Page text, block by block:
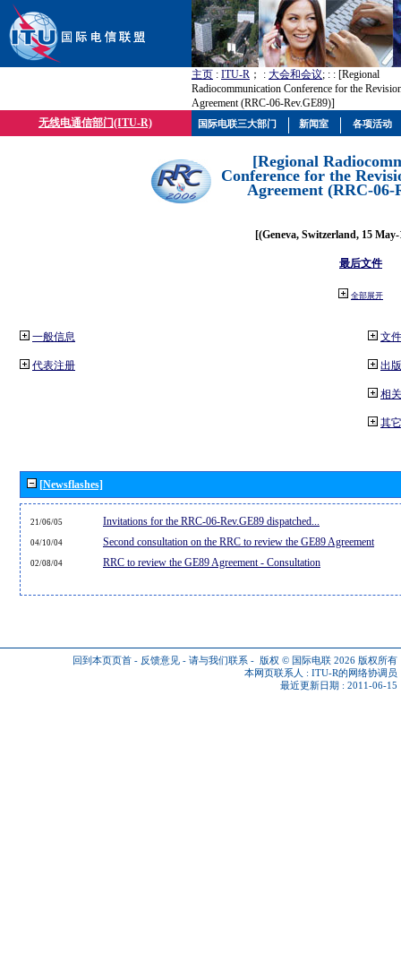
主页 : ITU-R ； : 大会和会议; : : [Regional
Radiocommunication Conference for the
Agreement (RRC-06-Rev.GE89)]
无线电通信部门(ITU-R)
[Regional
Conference for the
Agreement (RRC-06-
[(Geneva, Switzerland, 15
最后文件
全部展开
一般信息
代表注册
文件
出
相
其
[Newsflashes]
21/06/05 Invitations for the RRC-06-Rev.GE89 dispatched...
04/10/04 Second consultation on the RRC to review the GE89 Agreement
02/08/04 RRC to review the GE89 Agreement - Consultation
回到本页页首 - 反馈意见 - 请与我们联系 - 版权 © 国际电联 2026 版权所有
本网页联系人 : ITU-R的网络协调员
最近更新日期 : 2011-06-15
国际电联三大部门 新闻室 各项活动